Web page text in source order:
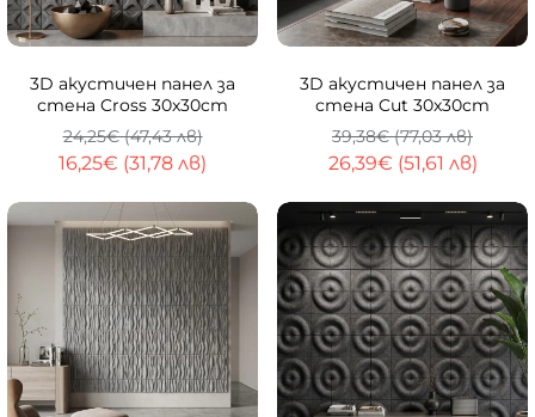
3D акустичен панел за
стена Cross 30x30cm
16,25€ (31,78 лв)
24,25€ (47,43 лв)
3D акустичен панел за
стена Cut 30x30cm
26,39€ (51,61 лв)
39,38€ (77,03 лв)